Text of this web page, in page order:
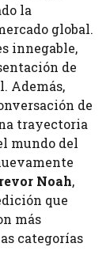
la
global.
innegable,
de
Además,
de
trayectoria
mundo del
Noah,
que
más
categorías